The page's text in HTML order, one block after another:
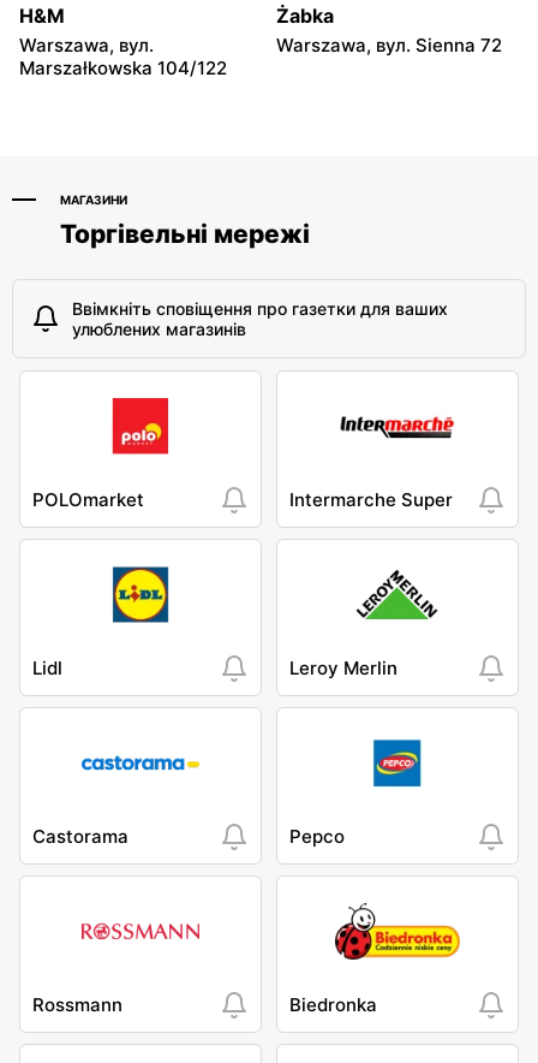
Władysława Tatarkiewicza
10a
Chorten
H&M
Warszawa, вул.
Marszałkowska 104/122
Żabka
Warszawa, вул. Sienna 72
МАГАЗИНИ
Торгівельні мережі
Ввімкніть сповіщення про газетки для ваших
улюблених магазинів
POLOmarket Intermarche Super
Lidl Leroy Merlin
Castorama Pepco
Rossmann Biedronka